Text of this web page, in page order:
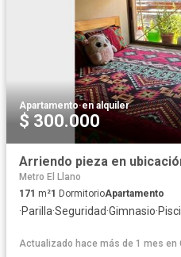
Apartamento·en alquiler
$ 300.000
Arriendo pieza en
Metro El Llano
171 m²1 DormitorioApartamento
·Parilla·Seguridad·Gimnasio·
Actualizado hace más de 1 mes en